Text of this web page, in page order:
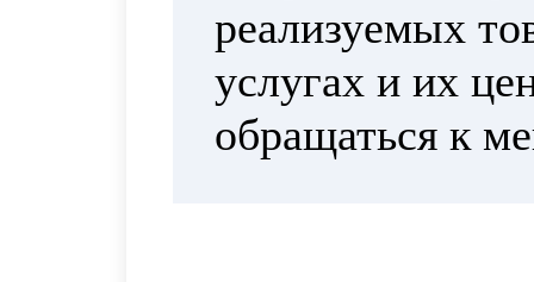
реализуемых
услугах и их
обращаться к